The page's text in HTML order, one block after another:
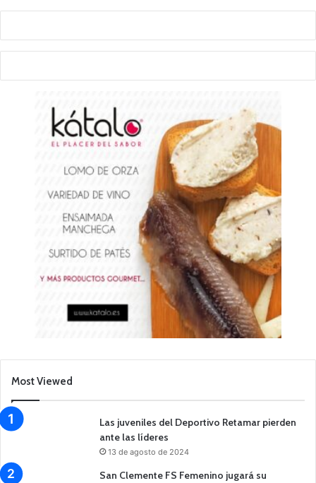
Most Viewed
Las juveniles del Deportivo Retamar pierden
ante las líderes
13 de agosto de 2024
San Clemente FS Femenino jugará su